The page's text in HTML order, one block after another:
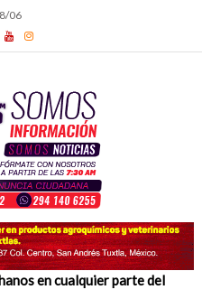
06
en cualquier parte del